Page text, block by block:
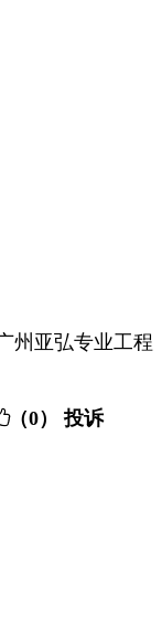
州亚弘专业工程
（0） 投诉